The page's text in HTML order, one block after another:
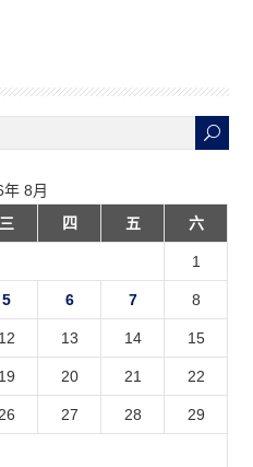
8月
三 四 五 六
1
5 6 7 8
12 13 14 15
19 20 21 22
26 27 28 29